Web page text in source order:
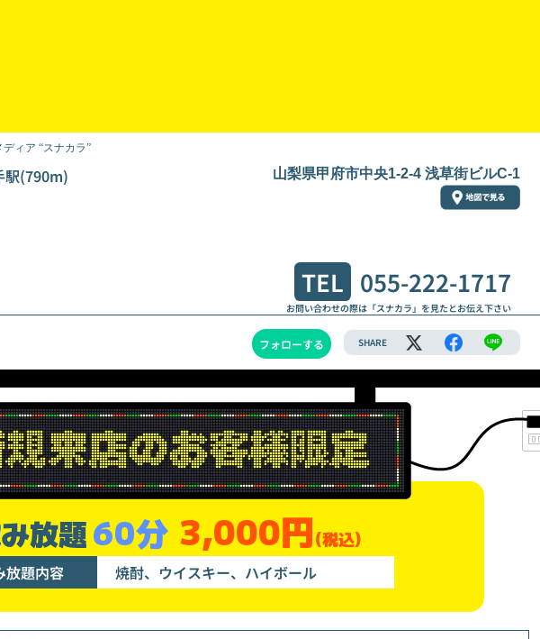
ィア “スナカラ”
駅(790m) 山梨県甲府市中央1-2-4 浅草街ビルC-1
TEL 055-222-1717
お問い合わせの際は「スナカラ」を見たとお伝え下さい
フォローする SHARE
放題60分 3,000円(税込)
放題内容 焼酎、ウイスキー、ハイボール